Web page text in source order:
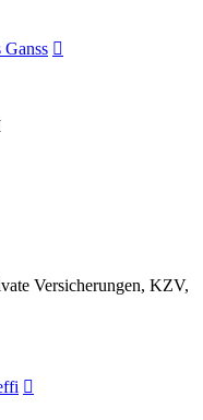
Versicherungen, KZV,